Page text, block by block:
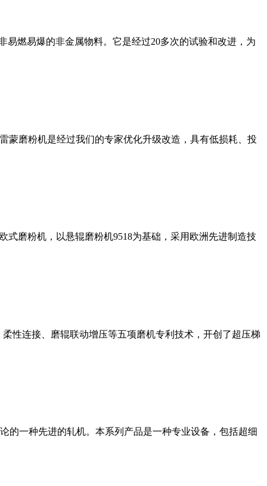
燃易爆的非金属物料。它是经过20多次的试验和改进，为
蒙磨粉机是经过我们的专家优化升级改造，具有低损耗、投
磨粉机，以悬辊磨粉机9518为基础，采用欧洲先进制造技
性连接、磨辊联动增压等五项磨机专利技术，开创了超压梯
的一种先进的轧机。本系列产品是一种专业设备，包括超细